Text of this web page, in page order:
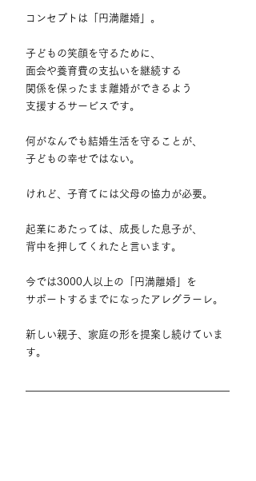
コンセプトは「円満離婚」。
子どもの笑顔を守るために、
面会や養育費の支払いを継続する
関係を保ったまま離婚ができるよう
支援するサービスです。
何がなんでも結婚生活を守ることが、
子どもの幸せではない。
けれど、子育てには父母の協力が必要。
起業にあたっては、成長した息子が、
背中を押してくれたと言います。
今では3000人以上の「円満離婚」を
サポートするまでになったアレグラーレ。
新しい親子、家庭の形を提案し続けていま
す。